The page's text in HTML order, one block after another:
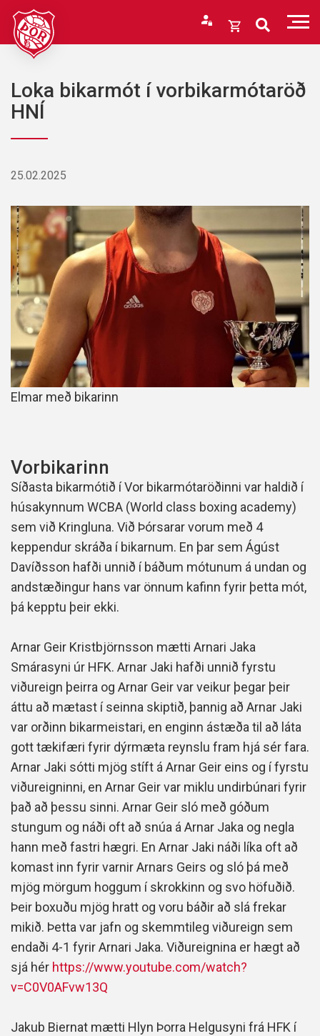
Fara
efni
Opna
Karfan þín
Loka
Karfan er tóm.
Loka bikarmót í vorbikarmótaröð
HNÍ
25.02.2025
Elmar með bikarinn
Vorbikarinn
Síðasta bikarmótið í Vor bikarmótaröðinni var haldið í
húsakynnum WCBA (World class boxing academy)
sem við Kringluna. Við Þórsarar vorum með 4
keppendur skráða í bikarnum. En þar sem Ágúst
Davíðsson hafði unnið í báðum mótunum á undan og
andstæðingur hans var önnum kafinn fyrir þetta mót,
þá kepptu þeir ekki.
Arnar Geir Kristbjörnsson mætti Arnari Jaka
Smárasyni úr HFK. Arnar Jaki hafði unnið fyrstu
viðureign þeirra og Arnar Geir var veikur þegar þeir
áttu að mætast í seinna skiptið, þannig að Arnar Jaki
var orðinn bikarmeistari, en enginn ástæða til að láta
gott tækifæri fyrir dýrmæta reynslu fram hjá sér fara.
Arnar Jaki sótti mjög stíft á Arnar Geir eins og í fyrstu
viðureigninni, en Arnar Geir var miklu undirbúnari fyrir
það að þessu sinni. Arnar Geir sló með góðum
stungum og náði oft að snúa á Arnar Jaka og negla
hann með fastri hægri. En Arnar Jaki náði líka oft að
komast inn fyrir varnir Arnars Geirs og sló þá með
mjög mörgum hoggum í skrokkinn og svo höfuðið.
Þeir boxuðu mjög hratt og voru báðir að slá frekar
mikið. Þetta var jafn og skemmtileg viðureign sem
endaði 4-1 fyrir Arnari Jaka. Viðureignina er hægt að
sjá hér https://www.youtube.com/watch?
v=C0V0AFvw13Q
Jakub Biernat mætti Hlyn Þorra Helgusyni frá HFK í